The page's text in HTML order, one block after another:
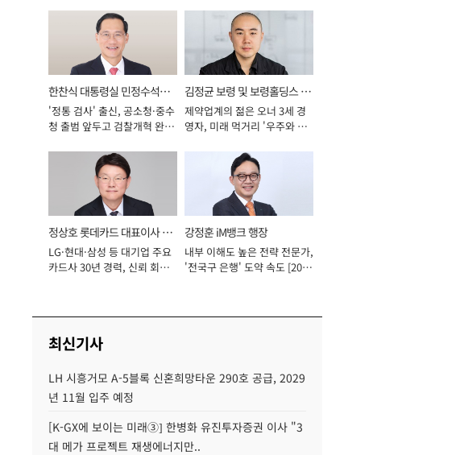
한찬식 대통령실 민정수석비
서관
'정통 검사' 출신, 공소청·중수
청 출범 앞두고 검찰개혁 완수
김정균 보령 및 보령홀딩스 대
표이사 사장
제약업계의 젊은 오너 3세 경
영자, 미래 먹거리 '우주와 헬
정상호 롯데카드 대표이사 사
장
LG·현대·삼성 등 대기업 주요
카드사 30년 경력, 신뢰 회복
강정훈 iM뱅크 행장
내부 이해도 높은 전략 전문가,
'전국구 은행' 도약 속도 [2026
최신기사
LH 시흥거모 A-5블록 신혼희망타운 290호 공급, 2029
년 11월 입주 예정
[K-GX에 보이는 미래③] 한병화 유진투자증권 이사 "3
대 메가 프로젝트 재생에너지만..